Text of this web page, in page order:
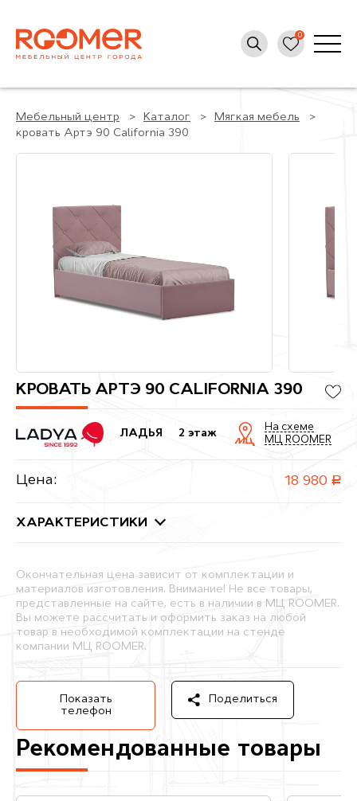
Мебельный центр Каталог
Мягкая мебель
кровать Артэ 90 Сalifornia 390
КРОВАТЬ АРТЭ 90 СALIFORNIA 390
ЛАДЬЯ 2 этаж
На схеме
МЦ ROOMER
Цена: 18 980 руб.
ХАРАКТЕРИСТИКИ
Окончательная цена зависит от комплектации и
материалов изготовления. Внимание! Не все товары,
представленные на сайте, есть в наличии в МЦ ROOMER.
Вы можете рассчитать и оформить заказ на любой
товар в необходимой комплектации на стенде
компании МЦ ROOMER.
Показать
телефон
Поделиться
Рекомендованные товары